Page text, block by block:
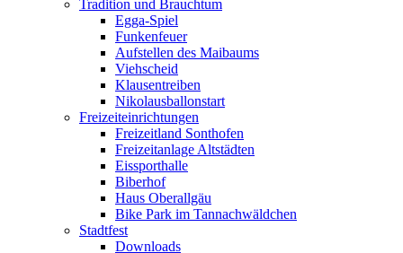
Tradition und Brauchtum
Egga-Spiel
Funkenfeuer
Aufstellen des Maibaums
Viehscheid
Klausentreiben
Nikolausballonstart
Freizeiteinrichtungen
Freizeitland Sonthofen
Freizeitanlage Altstädten
Eissporthalle
Biberhof
Haus Oberallgäu
Bike Park im Tannachwäldchen
Stadtfest
Downloads